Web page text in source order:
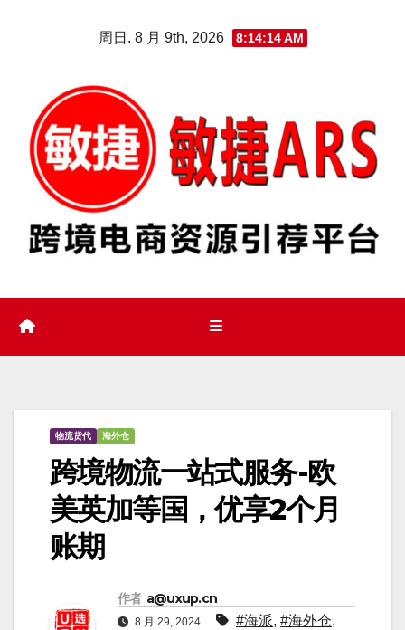
周日. 8 月 9th, 2026 8:14:15 AM
物流货代 海外仓
跨境物流一站式服务-欧
美英加等国，优享2个月
账期
作者 a@uxup.cn
8 月 29, 2024 #海派, #海外仓,